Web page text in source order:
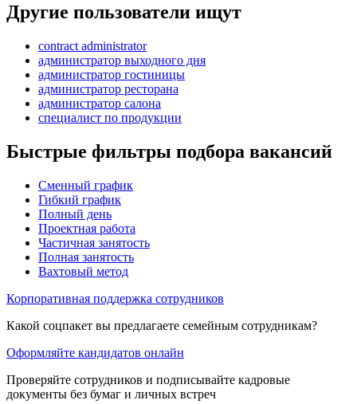
Другие пользователи ищут
contract administrator
администратор выходного дня
администратор гостиницы
администратор ресторана
администратор салона
специалист по продукции
Быстрые фильтры подбора вакансий
Сменный график
Гибкий график
Полный день
Проектная работа
Частичная занятость
Полная занятость
Вахтовый метод
Корпоративная поддержка сотрудников
Какой соцпакет вы предлагаете семейным сотрудникам?
Оформляйте кандидатов онлайн
Проверяйте сотрудников и подписывайте кадровые
документы без бумаг и личных встреч